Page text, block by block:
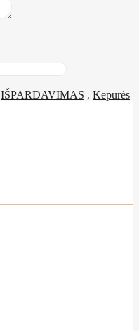
IŠPARDAVIMAS , Kepurės